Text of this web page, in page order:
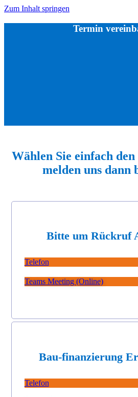
Zum Inhalt springen
Termin
Wählen Sie einfach
melden uns dann
Bitte um Rückruf
Telefon
Teams Meeting (Online)
Bau-finanzierung
Telefon